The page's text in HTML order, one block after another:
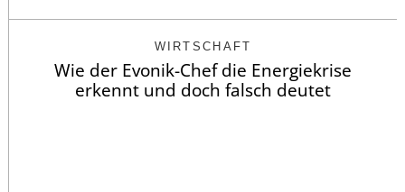
WIRTSCHAFT
Wie der Evonik-Chef die Energiekrise
erkennt und doch falsch deutet